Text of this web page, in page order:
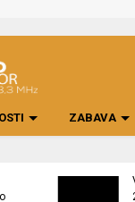
ZABAVA